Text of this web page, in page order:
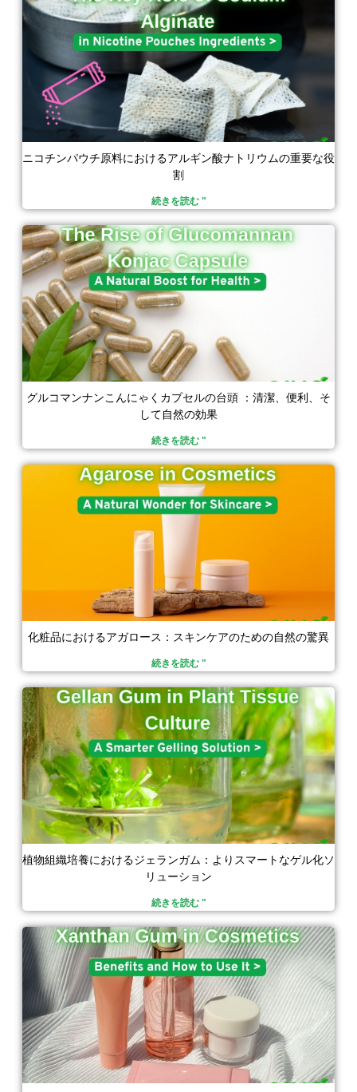
p
ニコチンパウチ原料におけるアルギン酸ナトリウムの重要な役
割
続きを読む "
グルコマンナンこんにゃくカプセルの台頭 ：清潔、便利、そ
して自然の効果
続きを読む "
化粧品におけるアガロース：スキンケアのための自然の驚異
続きを読む "
植物組織培養におけるジェランガム：よりスマートなゲル化ソ
リューション
続きを読む "
ー
ジ
ー
ジ
ー
ジ
ー
ジ